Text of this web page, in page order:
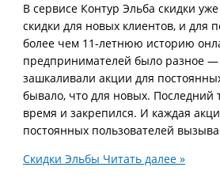
В сервисе Контур Эльба скидки
скидки для новых клиентов, и для
более чем 11-летнюю историю
предпринимателей было разное —
зашкаливали акции для
бывало, что для новых. Последний
время и закрепился. И каждая
постоянных пользователей
Скидки Эльбы Читать далее »